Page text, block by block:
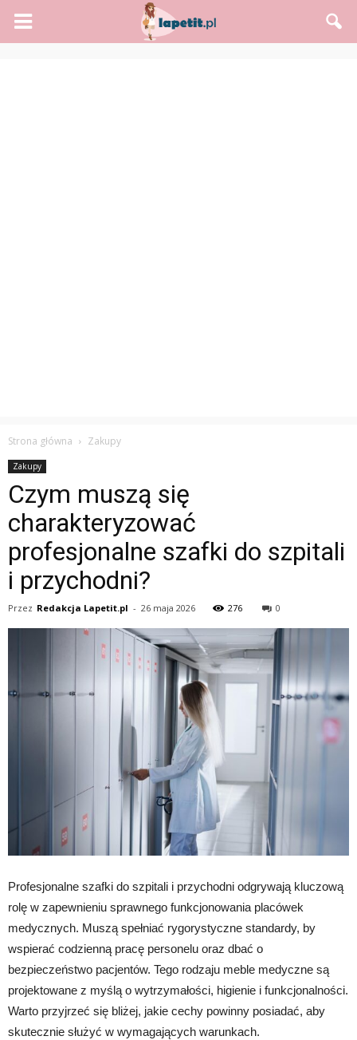
Strona główna Zakupy
Zakupy
Czym muszą się
charakteryzować
profesjonalne szafki do szpitali
i przychodni?
Przez Redakcja Lapetit.pl - 26 maja 2026 276 0
Profesjonalne szafki do szpitali i przychodni odgrywają kluczową
rolę w zapewnieniu sprawnego funkcjonowania placówek
medycznych. Muszą spełniać rygorystyczne standardy, by
wspierać codzienną pracę personelu oraz dbać o
bezpieczeństwo pacjentów. Tego rodzaju meble medyczne są
projektowane z myślą o wytrzymałości, higienie i funkcjonalności.
Warto przyjrzeć się bliżej, jakie cechy powinny posiadać, aby
skutecznie służyć w wymagających warunkach.